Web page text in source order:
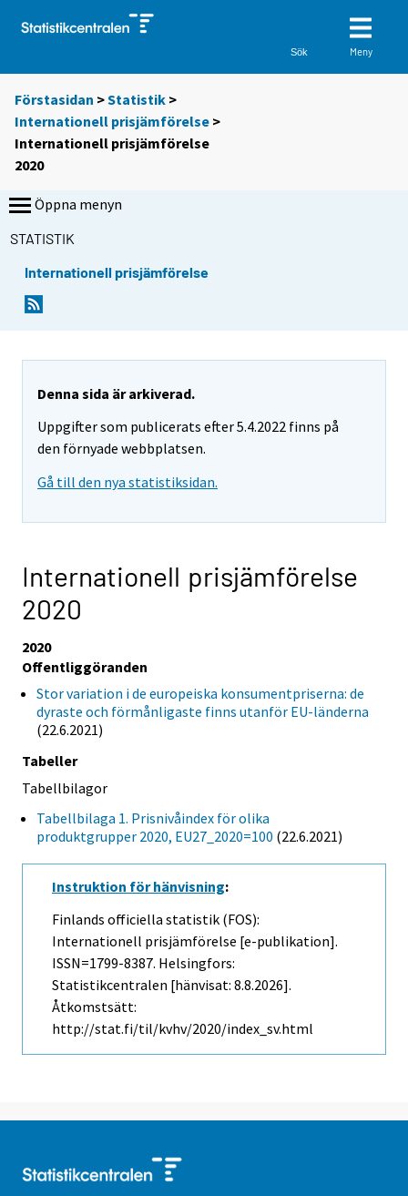
Sök Meny
Förstasidan >Statistik >
Internationell prisjämförelse >
Internationell prisjämförelse
2020
Öppna menyn
STATISTIK
Internationell prisjämförelse
Denna sida är arkiverad.
Uppgifter som publicerats efter 5.4.2022 finns på
den förnyade webbplatsen.
Gå till den nya statistiksidan.
Internationell prisjämförelse
2020
2020
Offentliggöranden
Stor variation i de europeiska konsumentpriserna: de
dyraste och förmånligaste finns utanför EU-länderna
(22.6.2021)
Tabeller
Tabellbilagor
Tabellbilaga 1. Prisnivåindex för olika
produktgrupper 2020, EU27_2020=100 (22.6.2021)
Instruktion för hänvisning:
Finlands officiella statistik (FOS):
Internationell prisjämförelse [e-publikation].
ISSN=1799-8387. Helsingfors:
Statistikcentralen [hänvisat: 8.8.2026].
Åtkomstsätt:
http://stat.fi/til/kvhv/2020/index_sv.html